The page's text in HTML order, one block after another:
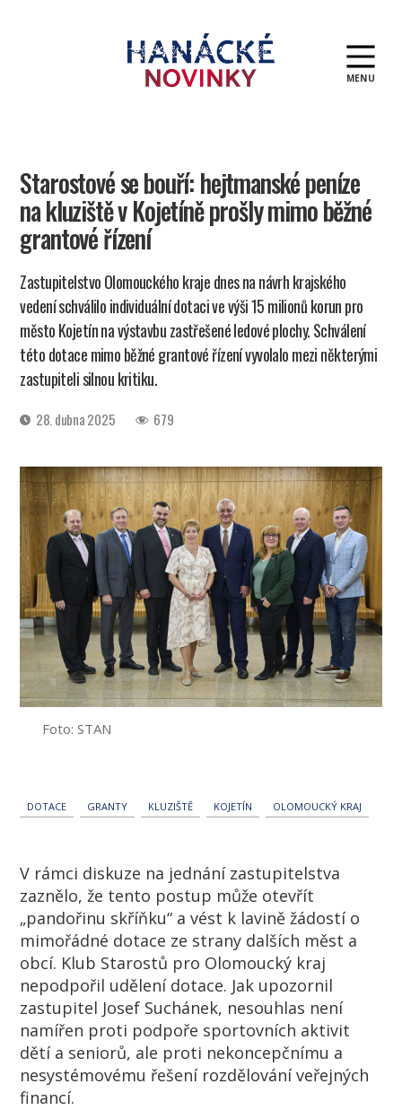
MENU
Starostové se bouří: hejtmanské peníze
na kluziště v Kojetíně prošly mimo běžné
grantové řízení
Zastupitelstvo Olomouckého kraje dnes na návrh krajského
vedení schválilo individuální dotaci ve výši 15 milionů korun pro
město Kojetín na výstavbu zastřešené ledové plochy. Schválení
této dotace mimo běžné grantové řízení vyvolalo mezi některými
zastupiteli silnou kritiku.
Datum28. dubna 2025 679
Foto: STAN
DOTACE GRANTY KLUZIŠTĚ KOJETÍN OLOMOUCKÝ KRAJ
V rámci diskuze na jednání zastupitelstva
zaznělo, že tento postup může otevřít
„pandořinu skříňku“ a vést k lavině žádostí o
mimořádné dotace ze strany dalších měst a
obcí. Klub Starostů pro Olomoucký kraj
nepodpořil udělení dotace. Jak upozornil
zastupitel Josef Suchánek, nesouhlas není
namířen proti podpoře sportovních aktivit
dětí a seniorů, ale proti nekoncepčnímu a
nesystémovému řešení rozdělování veřejných
financí.